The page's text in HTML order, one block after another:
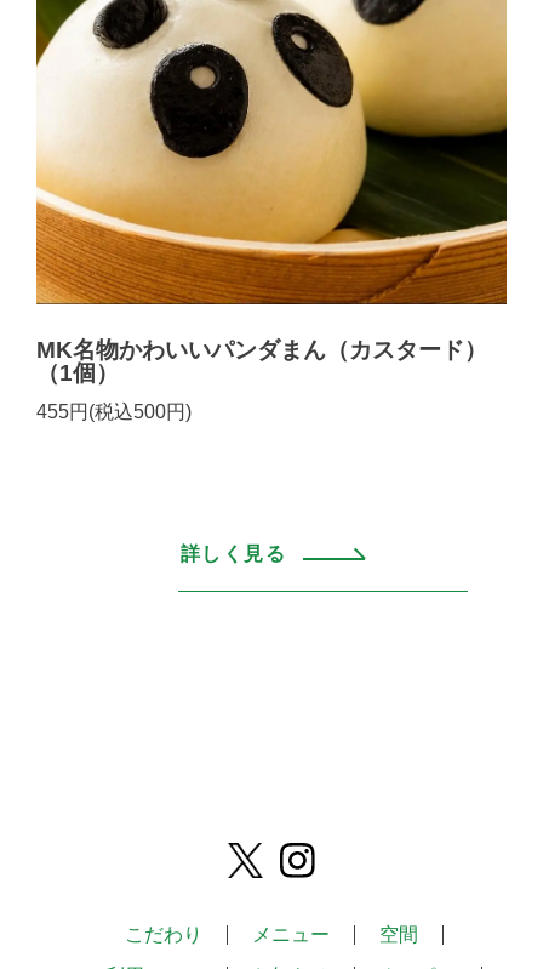
MK名物かわいいパンダまん（カスタード）
（1個）
455円(税込500円)
詳しく見る
こだわり メニュー
空間